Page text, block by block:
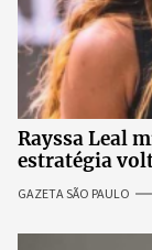
Rayssa Leal
estratégia
GAZETA SÃO PAULO